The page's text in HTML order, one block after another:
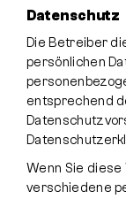
Datenschutz
Die Betreiber
persönlichen
entsprechend
Wenn Sie
verschiedene